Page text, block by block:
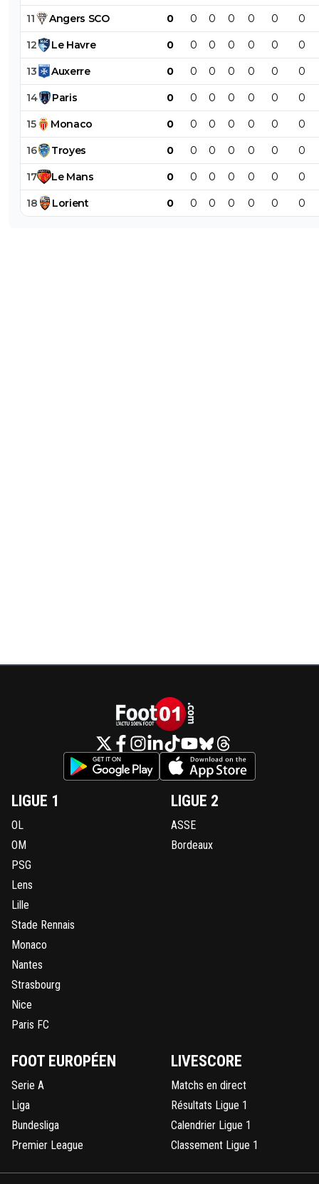
11 Angers SCO 0 0 0 0 0 0 0
12 Le Havre 0 0 0 0 0 0 0
13 Auxerre 0 0 0 0 0 0 0
14 Paris 0 0 0 0 0 0 0
15 Monaco 0 0 0 0 0 0 0
16 Troyes 0 0 0 0 0 0 0
17 Le Mans 0 0 0 0 0 0 0
18 Lorient 0 0 0 0 0 0 0
LIGUE 1
OL
OM
PSG
Lens
Lille
Stade Rennais
Monaco
Nantes
Strasbourg
Nice
Paris FC
LIGUE 2
ASSE
Bordeaux
FOOT EUROPÉEN
Serie A
Liga
Bundesliga
Premier League
LIVESCORE
Matchs en direct
Résultats Ligue 1
Calendrier Ligue 1
Classement Ligue 1